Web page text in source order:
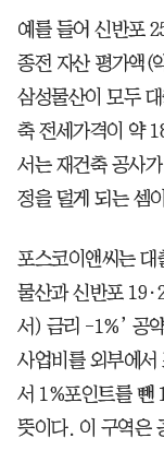
예를 들어 신반포
종전 자산 평가액(
삼성물산이 모두
축 전세가격이 약
서는 재건축 공사
정을 덜게 되는 셈
포스코이앤씨는
물산과 신반포
서) 금리 -1%’ 공
사업비를 외부에
서 1%포인트를 뺀
뜻이다. 이 구역은